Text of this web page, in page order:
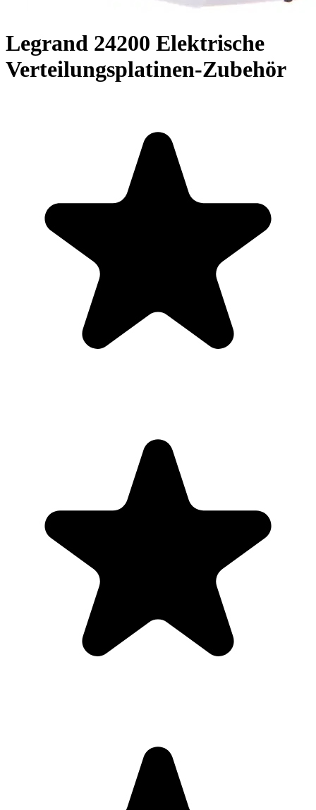
Legrand 24200 Elektrische
Verteilungsplatinen-Zubehör